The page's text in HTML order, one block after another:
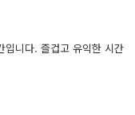
입니다. 즐겁고 유익한 시간